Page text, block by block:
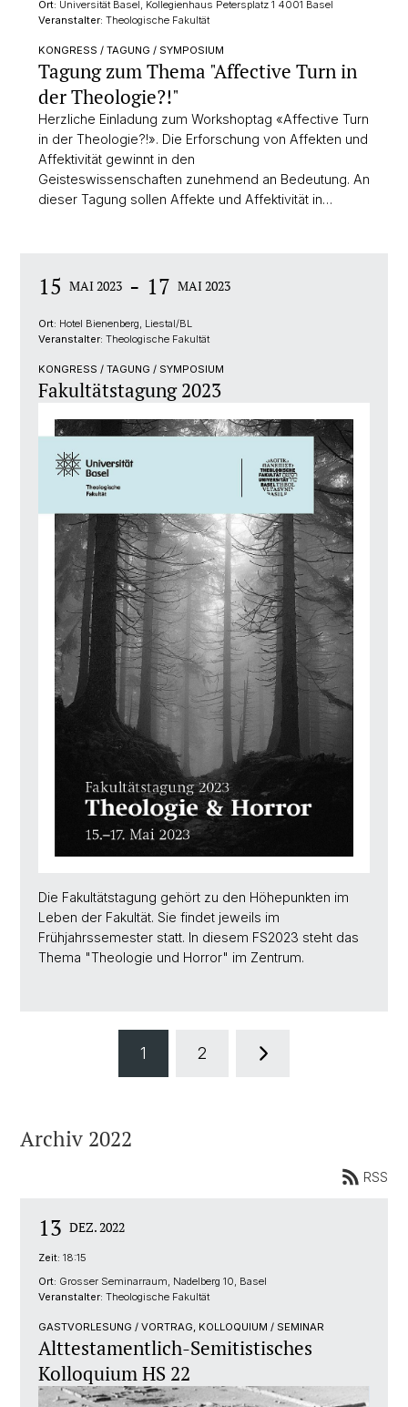
Ort: Universität Basel, Kollegienhaus Petersplatz 1 4001 Basel
Veranstalter: Theologische Fakultät
KONGRESS / TAGUNG / SYMPOSIUM
Tagung zum Thema "Affective Turn in
der Theologie?!"
Herzliche Einladung zum Workshoptag «Affective Turn
in der Theologie?!». Die Erforschung von Affekten und
Affektivität gewinnt in den
Geisteswissenschaften zunehmend an Bedeutung. An
dieser Tagung sollen Affekte und Affektivität in…
15 MAI 2023 - 17 MAI 2023
Ort: Hotel Bienenberg, Liestal/BL
Veranstalter: Theologische Fakultät
KONGRESS / TAGUNG / SYMPOSIUM
Fakultätstagung 2023
Die Fakultätstagung gehört zu den Höhepunkten im
Leben der Fakultät. Sie findet jeweils im
Frühjahrssemester statt. In diesem FS2023 steht das
Thema "Theologie und Horror" im Zentrum.
1 2
Archiv 2022
RSS
13 DEZ. 2022
Zeit: 18:15
Ort: Grosser Seminarraum, Nadelberg 10, Basel
Veranstalter: Theologische Fakultät
GASTVORLESUNG / VORTRAG, KOLLOQUIUM / SEMINAR
Alttestamentlich-Semitistisches
Kolloquium HS 22